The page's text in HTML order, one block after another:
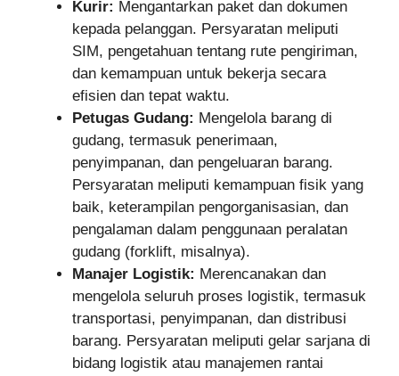
Kurir: Mengantarkan paket dan dokumen
kepada pelanggan. Persyaratan meliputi
SIM, pengetahuan tentang rute pengiriman,
dan kemampuan untuk bekerja secara
efisien dan tepat waktu.
Petugas Gudang: Mengelola barang di
gudang, termasuk penerimaan,
penyimpanan, dan pengeluaran barang.
Persyaratan meliputi kemampuan fisik yang
baik, keterampilan pengorganisasian, dan
pengalaman dalam penggunaan peralatan
gudang (forklift, misalnya).
Manajer Logistik: Merencanakan dan
mengelola seluruh proses logistik, termasuk
transportasi, penyimpanan, dan distribusi
barang. Persyaratan meliputi gelar sarjana di
bidang logistik atau manajemen rantai